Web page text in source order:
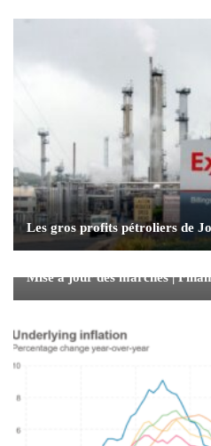
Les gros profits pétroliers de
Mise à jour des marchés |